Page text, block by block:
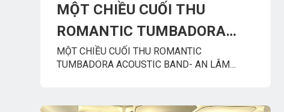
MỘT CHIỀU CUỐI THU
ROMANTIC TUMBADORA
ACOUSTIC BAND AN LÂM
MỘT CHIỀU CUỐI THU ROMANTIC
TUMBADORA ACOUSTIC BAND- AN LÂM
An_Lâm_Retreats